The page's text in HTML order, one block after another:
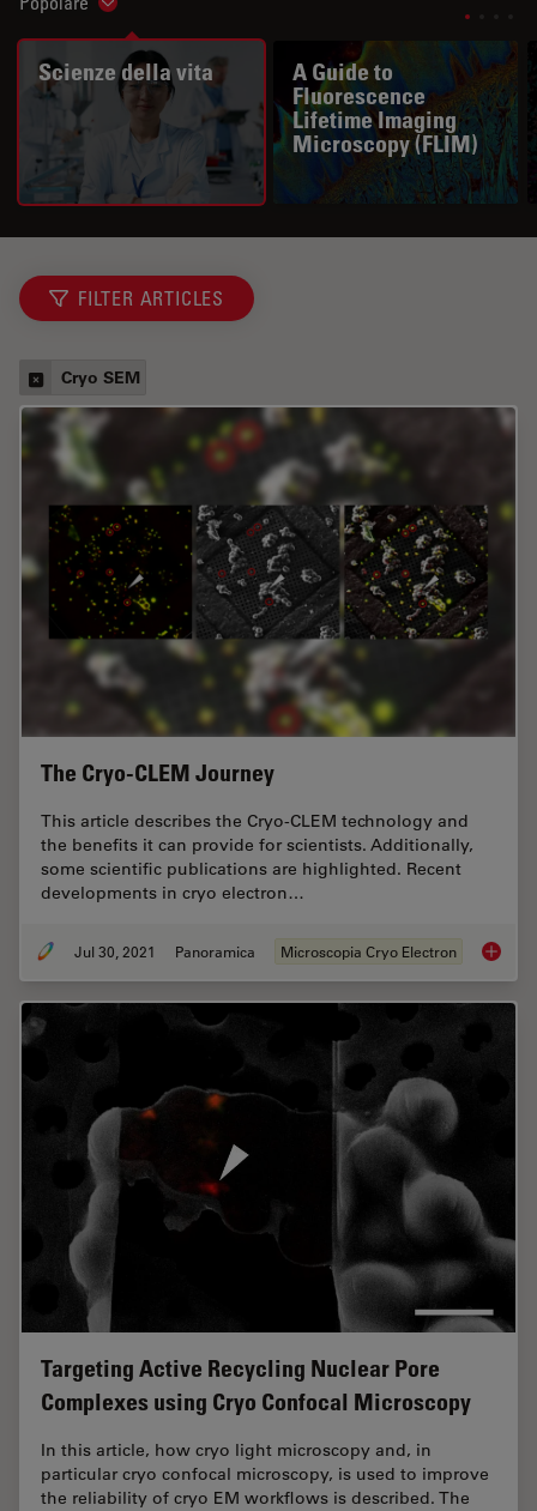
Show subnavigation
Scienze della vita
A Guide to
Fluorescence
Lifetime Imaging
Microscopy (FLIM)
FILTER ARTICLES
Cryo SEM
The Cryo-CLEM Journey
This article describes the Cryo-CLEM technology and
the benefits it can provide for scientists. Additionally,
some scientific publications are highlighted. Recent
developments in cryo electron…
Jul 30, 2021 Panoramica Microscopia Cryo Electron The
Targeting Active Recycling Nuclear Pore
Complexes using Cryo Confocal Microscopy
In this article, how cryo light microscopy and, in
particular cryo confocal microscopy, is used to improve
the reliability of cryo EM workflows is described. The